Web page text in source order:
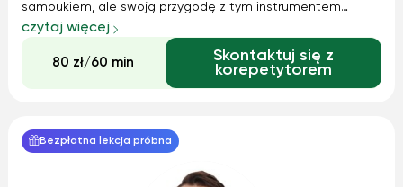
samoukiem, ale swoją przygodę z tym instrumentem
zacząłem w centrum muzycznym. Jako młody człowiek
byłem członkiem zespołu rockowego. Gram ze słuchu, z nut,
ale głównie z tabulatury. Zachęcam ws...
czytaj więcej
80 zł/60 min
Skontaktuj się z
korepetytorem
Bezpłatna lekcja próbna